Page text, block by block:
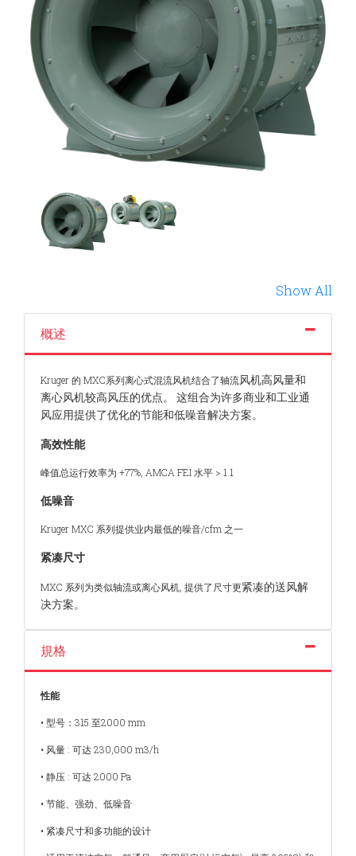
Show All
概述
Kruger 的 MXC系列离心式混流风机结合了轴流风机高风量和
离心风机较高风压的优点。 这组合为许多商业和工业通
风应用提供了优化的节能和低噪音解决方案。
高效性能
峰值总运行效率为 +77%, AMCA FEI 水平 > 1.1
低噪音
Kruger MXC 系列提供业内最低的噪音/cfm 之一
紧凑尺寸
MXC 系列为类似轴流或离心风机, 提供了尺寸更紧凑的送风解
决方案。
規格
性能
• 型号：315 至2000 mm
• 风量 : 可达 230,000 m3/h
• 静压 : 可达 2000 Pa
• 节能、强劲、低噪音
• 紧凑尺寸和多功能的设计